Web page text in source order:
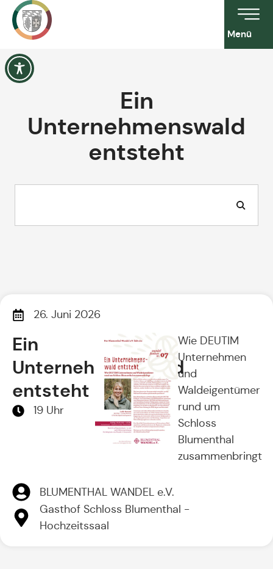
Menü
Ein
Unternehmenswald
entsteht
Ein
Unternehmenswald
entsteht
19 Uhr
Wie DEUTIM
Unternehmen
und
Waldeigentümer
rund um
Schloss
Blumenthal
zusammenbringt
26. Juni 2026
BLUMENTHAL WANDEL e.V.
Gasthof Schloss Blumenthal -
Hochzeitssaal